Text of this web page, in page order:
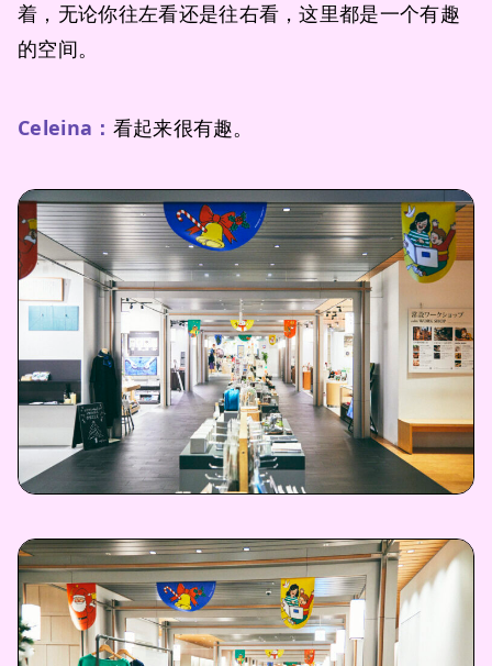
着，无论你往左看还是往右看，这里都是一个有趣
的空间。
Celeina： 看起来很有趣。